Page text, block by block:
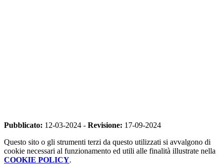
Pubblicato: 12-03-2024 - Revisione: 17-09-2024
Questo sito o gli strumenti terzi da questo utilizzati si avvalgono di
cookie necessari al funzionamento ed utili alle finalità illustrate nella
COOKIE POLICY.